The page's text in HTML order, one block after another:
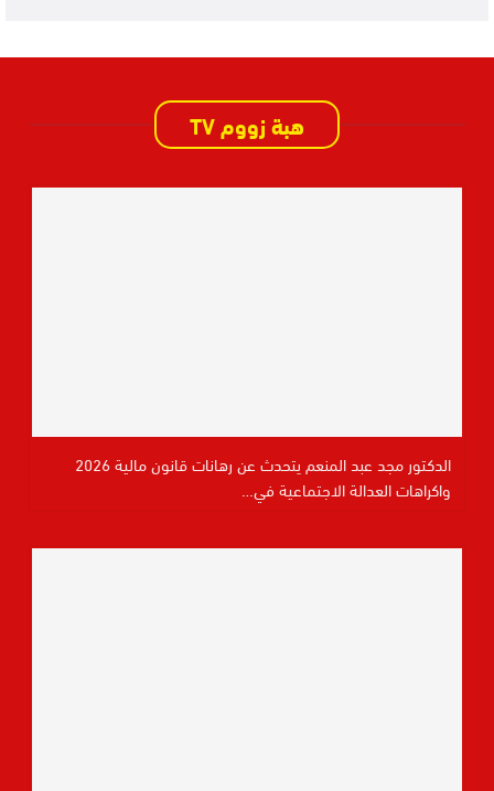
هبة زووم TV
الدكتور مجد عبد المنعم يتحدث عن رهانات قانون مالية 2026
واكراهات العدالة الاجتماعية في…